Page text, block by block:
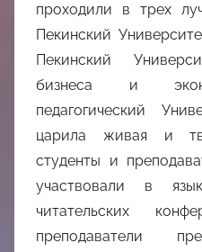
проходили в трех
Пекинский
Пекинский
бизнеса и
педагогический
царила живая и
студенты и
участвовали в
читательских
преподаватели